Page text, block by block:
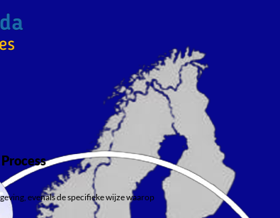
evenals de specifieke wijze waarop